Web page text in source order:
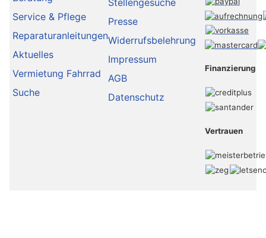
Service & Pflege
Reparaturanleitungen
Aktuelles
Vermietung Fahrrad
Suche
Presse
Widerrufsbelehrung
Impressum
AGB
Datenschutz
Finanzierung
Vertrauen